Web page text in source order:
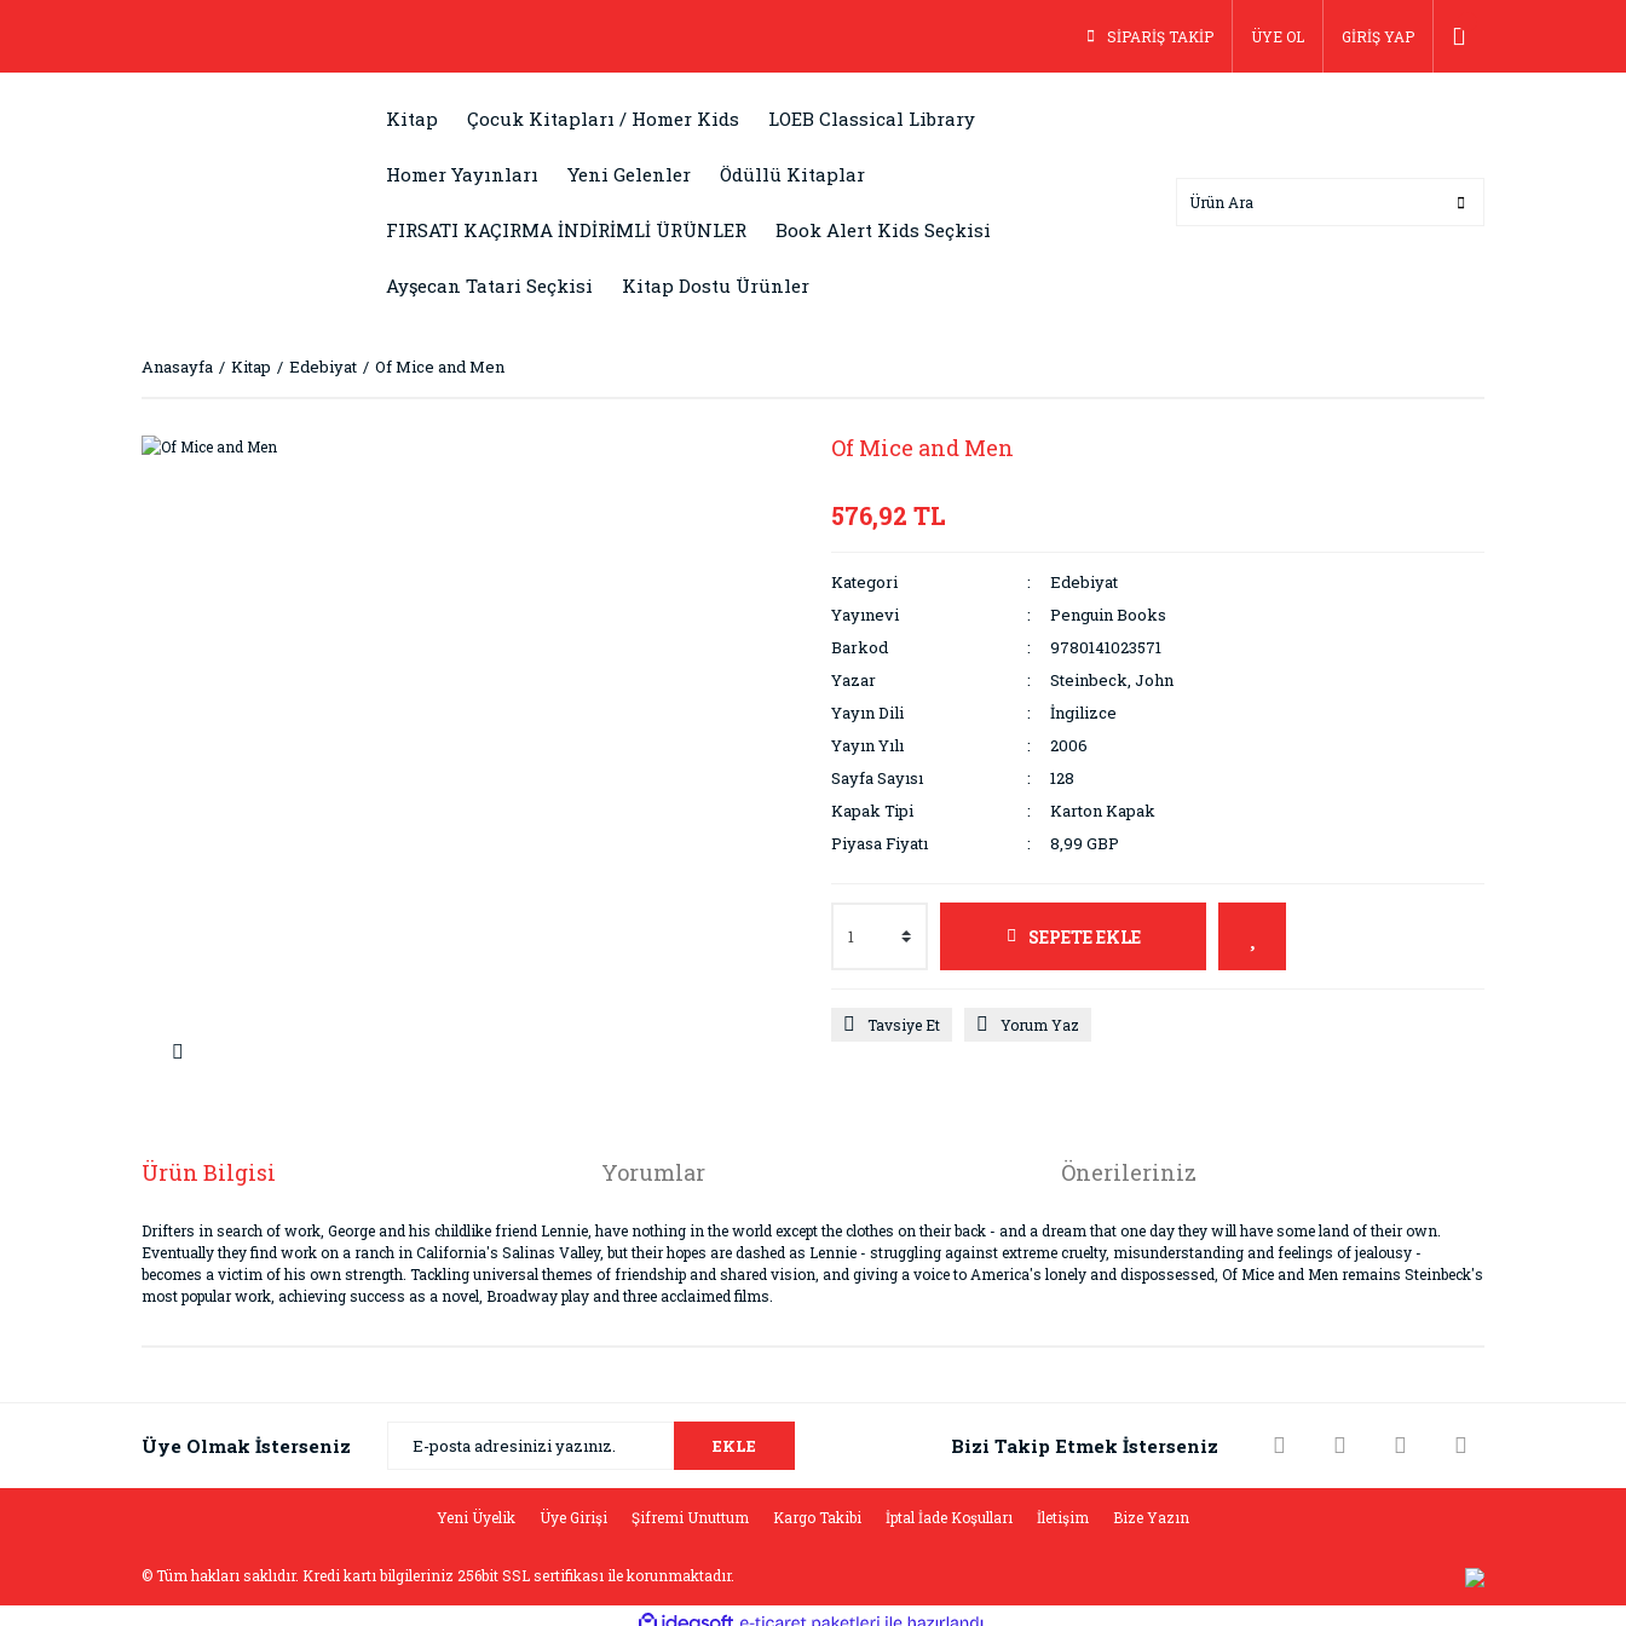
SİPARİŞ TAKİP ÜYE OL GİRİŞ YAP
Kitap Çocuk Kitapları / Homer Kids LOEB Classical Library
Homer Yayınları Yeni Gelenler Ödüllü Kitaplar
FIRSATI KAÇIRMA İNDİRİMLİ ÜRÜNLER Book Alert Kids Seçkisi
Ayşecan Tatari Seçkisi Kitap Dostu Ürünler
Anasayfa Kitap Edebiyat Of Mice and Men
Of Mice and Men
576,92 TL
Kategori
Edebiyat
Yayınevi
Penguin Books
Barkod
9780141023571
Yazar
Steinbeck, John
Yayın Dili
İngilizce
Yayın Yılı
2006
Sayfa Sayısı
128
Kapak Tipi
Karton Kapak
Piyasa Fiyatı
8,99 GBP
SEPETE EKLE
Tavsiye Et Yorum Yaz
Ürün Bilgisi Yorumlar Önerileriniz
Drifters in search of work, George and his childlike friend Lennie, have nothing in the world except the clothes on their back - and a dream that one day they will have some land of their own.
Eventually they find work on a ranch in California's Salinas Valley, but their hopes are dashed as Lennie - struggling against extreme cruelty, misunderstanding and feelings of jealousy -
becomes a victim of his own strength. Tackling universal themes of friendship and shared vision, and giving a voice to America's lonely and dispossessed, Of Mice and Men remains Steinbeck's
most popular work, achieving success as a novel, Broadway play and three acclaimed films.
Yorum Yaz
Ürün resmi kalitesiz, bozuk veya görüntülenemiyor.
Bu ürüne benzer farklı alternatifler olmalı.
Üye Olmak İsterseniz EKLE Bizi Takip Etmek İsterseniz
Yeni Üyelik Üye Girişi Şifremi Unuttum Kargo Takibi İptal İade Koşulları İletişim Bize Yazın
© Tüm hakları saklıdır. Kredi kartı bilgileriniz 256bit SSL sertifikası ile korunmaktadır.